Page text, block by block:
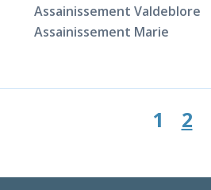
Assainissement Valdeblore
Assainissement Marie
1 2